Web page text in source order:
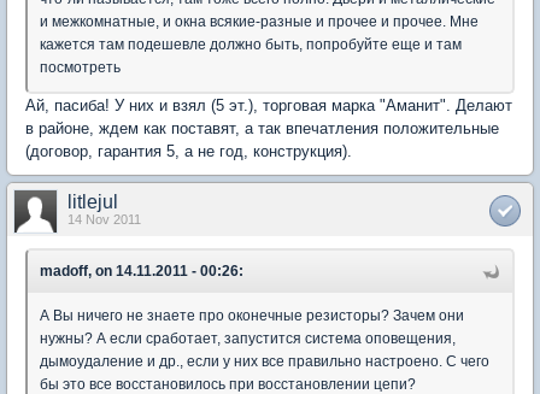
и межкомнатные, и окна всякие-разные и прочее и прочее. Мне
кажется там подешевле должно быть, попробуйте еще и там
посмотреть
Ай, пасиба! У них и взял (5 эт.), торговая марка "Аманит". Делают
в районе, ждем как поставят, а так впечатления положительные
(договор, гарантия 5, а не год, конструкция).
litlejul
14 Nov 2011
madoff, on 14.11.2011 - 00:26:
А Вы ничего не знаете про оконечные резисторы? Зачем они
нужны? А если сработает, запустится система оповещения,
дымоудаление и др., если у них все правильно настроено. С чего
бы это все восстановилось при восстановлении цепи?